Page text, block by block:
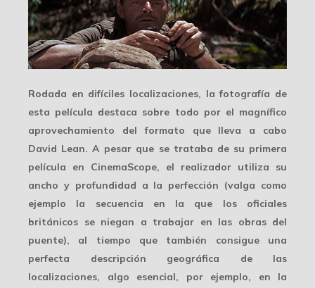
Rodada en difíciles localizaciones, la fotografía de
esta película destaca sobre todo por el magnífico
aprovechamiento del formato que lleva a cabo
David Lean. A pesar que se trataba de su primera
película en CinemaScope, el realizador utiliza su
ancho y profundidad a la perfección (valga como
ejemplo la secuencia en la que los oficiales
británicos se niegan a trabajar en las obras del
puente), al tiempo que también consigue una
perfecta descripción geográfica de las
localizaciones, algo esencial, por ejemplo, en la